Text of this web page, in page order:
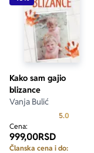
Kako sam gajio
blizance
Vanja Bulić
5.0
Cena:
999,00RSD
Članska cena i do: